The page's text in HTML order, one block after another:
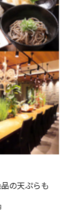
の天ぷらも